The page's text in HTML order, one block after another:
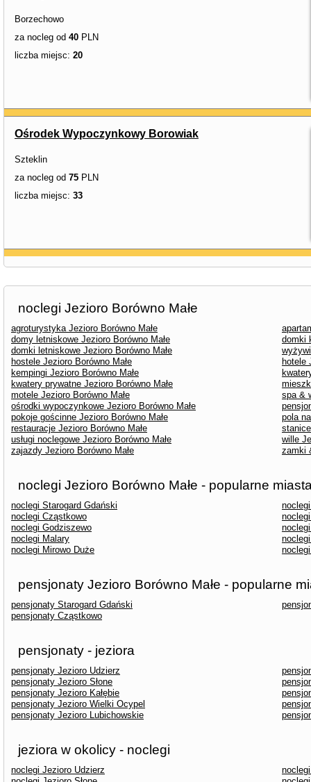
Borzechowo
za nocleg od 40 PLN
liczba miejsc: 20
Ośrodek Wypoczynkowy Borowiak
Szteklin
za nocleg od 75 PLN
liczba miejsc: 33
noclegi Jezioro Borówno Małe
agroturystyka Jezioro Borówno Małe
domy letniskowe Jezioro Borówno Małe
domki
domki letniskowe Jezioro Borówno Małe
hostele Jezioro Borówno Małe
hotele
kempingi Jezioro Borówno Małe
kwatery prywatne Jezioro Borówno Małe
motele Jezioro Borówno Małe
spa &
ośrodki wypoczynkowe Jezioro Borówno Małe
pokoje gościnne Jezioro Borówno Małe
pola
restauracje Jezioro Borówno Małe
usługi noclegowe Jezioro Borówno Małe
wille
zajazdy Jezioro Borówno Małe
zamki
noclegi Jezioro Borówno Małe - popularne
noclegi Starogard Gdański
noclegi Cząstkowo
noclegi Godziszewo
noclegi Malary
noclegi Mirowo Duże
pensjonaty Jezioro Borówno Małe - popularne
pensjonaty Starogard Gdański
pensjonaty Cząstkowo
pensjonaty - jeziora
pensjonaty Jezioro Udzierz
pensjonaty Jezioro Słone
pensjonaty Jezioro Kałębie
pensjonaty Jezioro Wielki Ocypel
pensjonaty Jezioro Lubichowskie
jeziora w okolicy - noclegi
noclegi Jezioro Udzierz